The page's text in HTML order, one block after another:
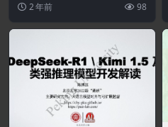
保证所有资源永久更新资...
2 年前 98